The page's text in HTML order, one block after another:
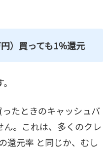
）買っても1％還元
たときのキャッシュバ
ん。これは、多くのクレ
還元率 と同じか、むし